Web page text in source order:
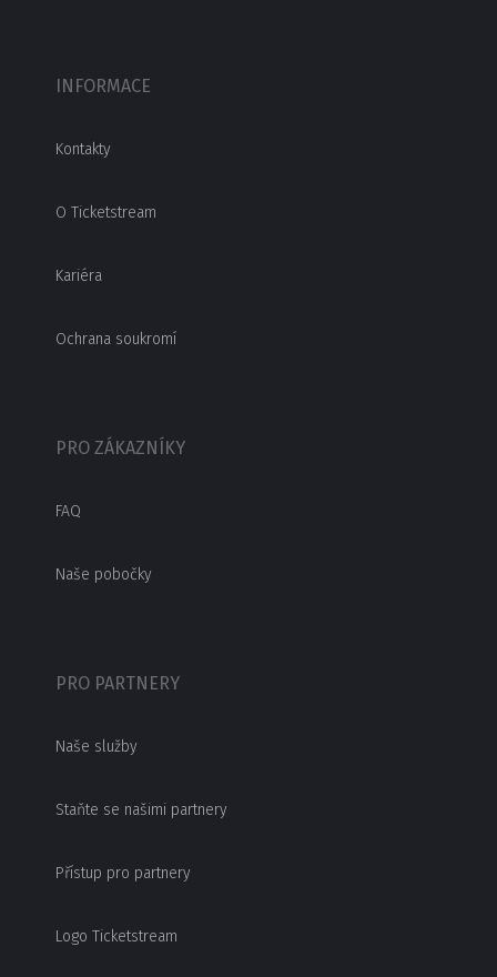
INFORMACE
Kontakty
O Ticketstream
Kariéra
Ochrana soukromí
PRO ZÁKAZNÍKY
FAQ
Naše pobočky
PRO PARTNERY
Naše služby
Staňte se našimi partnery
Přístup pro partnery
Logo Ticketstream